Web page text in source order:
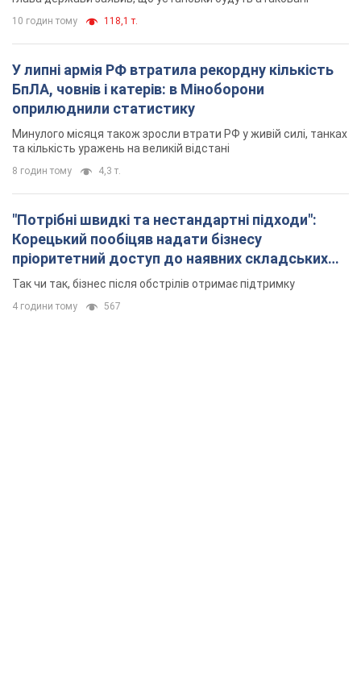
"Потрібні швидкі та нестандартні підходи":
Корецький пообіцяв надати бізнесу
пріоритетний доступ до наявних складських
приміщень
Так чи так, бізнес після обстрілів отримає підтримку
4 години тому 567